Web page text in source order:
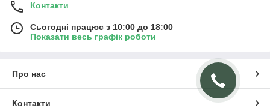
Контакти
Сьогодні працює з 10:00 до 18:00
Показати весь графік роботи
Про нас
Контакти